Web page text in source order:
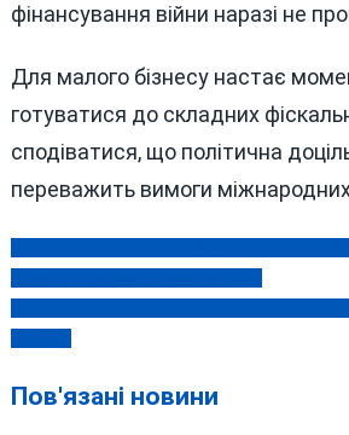
фінансування війни наразі не
Для малого бізнесу настає
готуватися до складних
сподіватися, що політична
переважить вимоги
Навігація
записів
Пов'язані новини